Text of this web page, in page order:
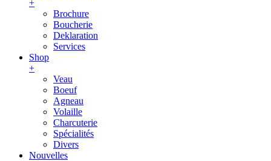
+
Brochure
Boucherie
Deklaration
Services
Shop
+
Veau
Boeuf
Agneau
Volaille
Charcuterie
Spécialités
Divers
Nouvelles